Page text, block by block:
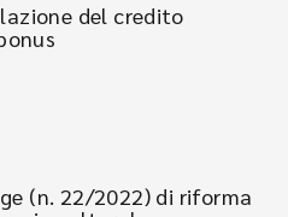
del credito
(n. 22/2022) di riforma